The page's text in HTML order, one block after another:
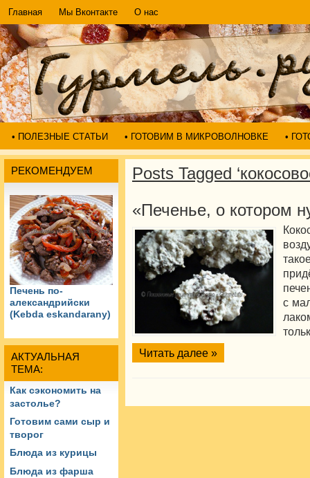
Главная Мы Вконтакте О нас
• ПОЛЕЗНЫЕ СТАТЬИ • ГОТОВИМ В МИКРОВОЛНОВКЕ •
РЕКОМЕНДУЕМ
Печень по-
александрийски
(Kebda eskandarany)
АКТУАЛЬНАЯ
ТЕМА:
Как сэкономить на
застолье?
Готовим сами сыр и
творог
Блюда из курицы
Блюда из фарша
Posts Tagged
«Печенье, о котором
с
Читать далее »